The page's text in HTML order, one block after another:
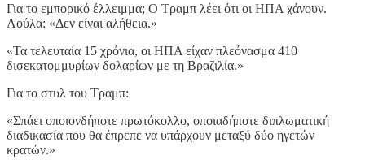
Για το εμπορικό έλλειμμα; Ο Τραμπ λέει ότι οι ΗΠΑ χάνουν.
Λούλα: «Δεν είναι αλήθεια.»
«Τα τελευταία 15 χρόνια, οι ΗΠΑ είχαν πλεόνασμα 410
δισεκατομμυρίων δολαρίων με τη Βραζιλία.»
Για το στυλ του Τραμπ:
«Σπάει οποιονδήποτε πρωτόκολλο, οποιαδήποτε διπλωματική
διαδικασία που θα έπρεπε να υπάρχουν μεταξύ δύο ηγετών
κρατών.»